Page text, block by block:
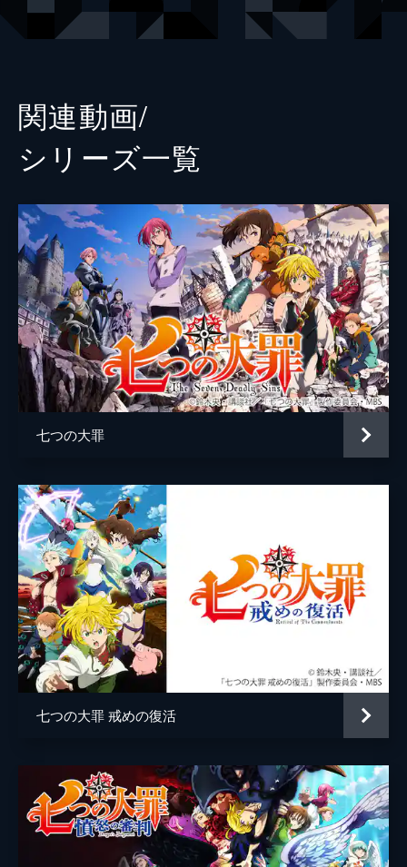
掲載誌 少年マガジンエッジ
関連動画/
シリーズ⼀覧
七つの大罪
七つの大罪 戒めの復活